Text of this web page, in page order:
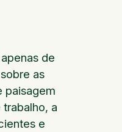
de
as
paisagem
a
e